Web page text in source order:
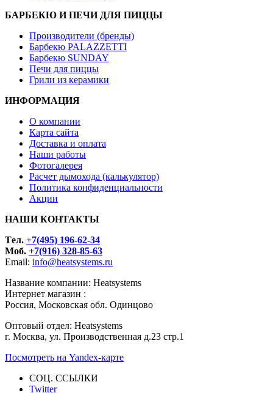
БАРБЕКЮ И ПЕЧИ ДЛЯ ПИЦЦЫ
Производители (бренды)
Барбекю PALAZZETTI
Барбекю SUNDAY
Печи для пиццы
Грили из керамики
ИНФОРМАЦИЯ
О компании
Карта сайта
Доставка и оплата
Наши работы
Фотогалерея
Расчет дымохода (калькулятор)
Политика конфиденциальности
Акции
НАШИ КОНТАКТЫ
Tел. +7(495) 196-62-34
Моб. +7(916) 328-85-63
Email: info@heatsystems.ru
Название компании: Heatsystems
Интернет магазин :
Россия, Московская обл. Одинцово
Оптовый отдел: Heatsystems
г. Москва, ул. Производственная д.23 стр.1
Посмотреть на Yandex-карте
СОЦ. ССЫЛКИ
Twitter